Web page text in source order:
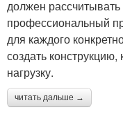
должен
профессиональный
для каждого
создать
нагрузку.
читать дальше →